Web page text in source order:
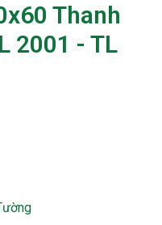
Thanh
2001 - TL